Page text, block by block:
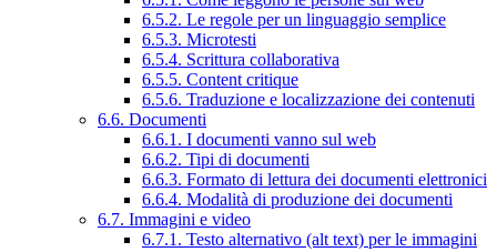
6.5.2. Le regole per un linguaggio semplice
6.5.3. Microtesti
6.5.4. Scrittura collaborativa
6.5.5. Content critique
6.5.6. Traduzione e localizzazione dei contenuti
6.6. Documenti
6.6.1. I documenti vanno sul web
6.6.2. Tipi di documenti
6.6.3. Formato di lettura dei documenti elettronici
6.6.4. Modalità di produzione dei documenti
6.7. Immagini e video
6.7.1. Testo alternativo (alt text) per le immagini